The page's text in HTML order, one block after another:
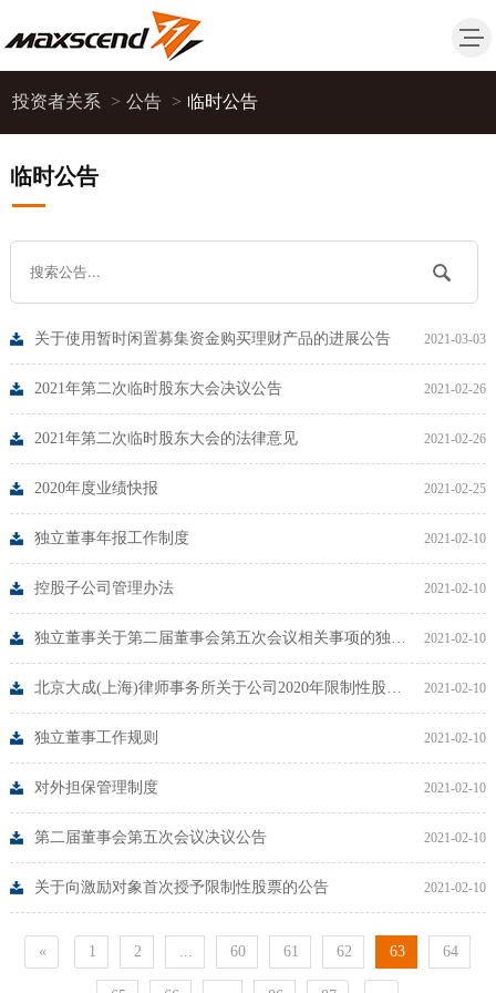
投资者关系 > 公告 > 临时公告
临时公告
2021-03-03
关于使用暂时闲置募集资金购买理财产品的进展公告
2021-02-26
2021年第二次临时股东大会决议公告
2021-02-26
2021年第二次临时股东大会的法律意见
2021-02-25
2020年度业绩快报
2021-02-10
独立董事年报工作制度
2021-02-10
控股子公司管理办法
2021-02-10
独立董事关于第二届董事会第五次会议相关事项的独立意见
2021-02-10
北京大成(上海)律师事务所关于公司2020年限制性股票激励计划首次授予限制性股票的法律意见书
2021-02-10
独立董事工作规则
2021-02-10
对外担保管理制度
2021-02-10
第二届董事会第五次会议决议公告
2021-02-10
关于向激励对象首次授予限制性股票的公告
« 1 2 ... 60 61 62 63 64